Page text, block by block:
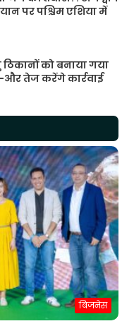
पर पश्चिम एशिया में
को बनाया गया
और तेज करेंगे कार्रवाई
बिजनेस